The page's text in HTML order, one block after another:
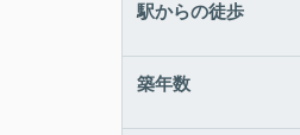
駅からの徒歩
築年数